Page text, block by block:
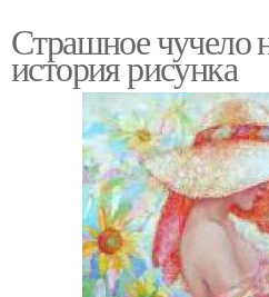
Среда на рисунке
Страшное чучело
история рисунка